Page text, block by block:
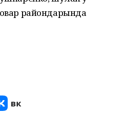
райондарында